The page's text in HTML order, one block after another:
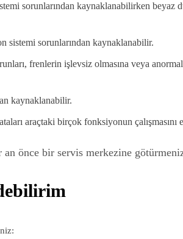
sorunlarından kaynaklanabilirken beyaz
sistemi sorunlarından kaynaklanabilir.
frenlerin işlevsiz olmasına veya anormal
kaynaklanabilir.
araçtaki birçok fonksiyonun çalışmasını
önce bir servis merkezine